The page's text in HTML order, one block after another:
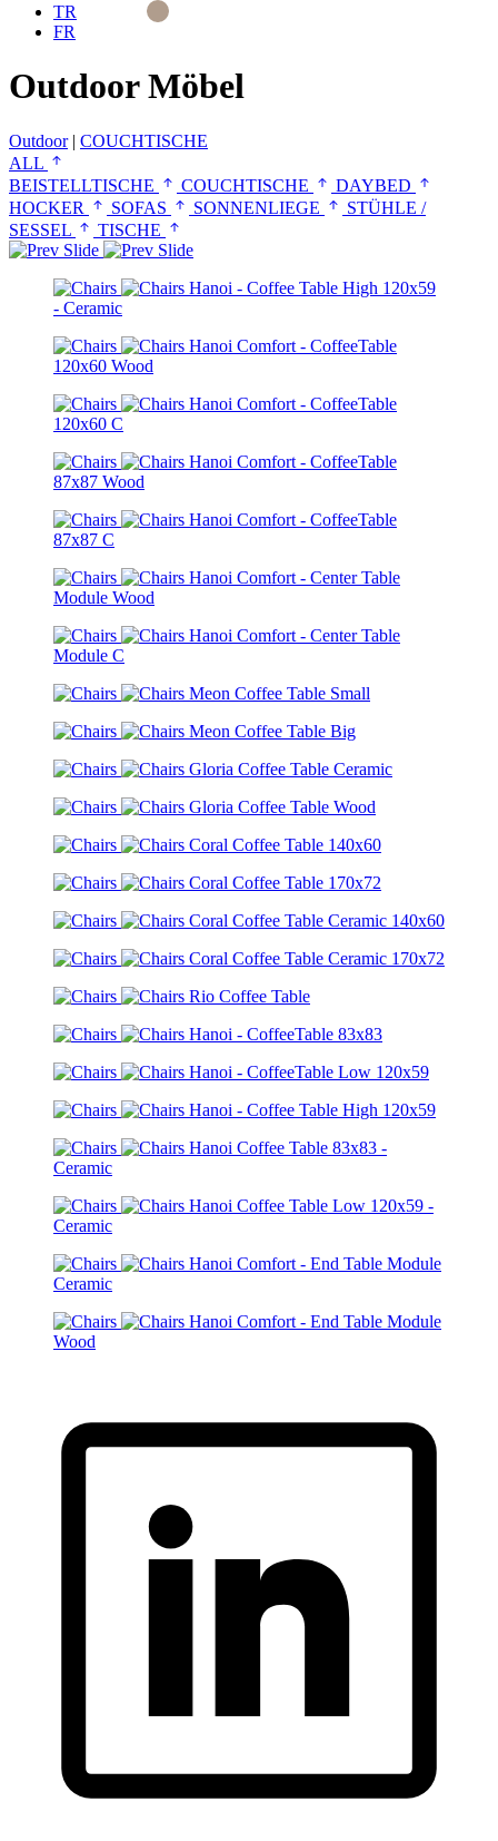
TR
FR
Outdoor Möbel
Outdoor | COUCHTISCHE
ALL
BEISTELLTISCHE
COUCHTISCHE
DAYBED
HOCKER
SOFAS SONNENLIEGE
STÜHLE /
SESSEL
TISCHE
Hanoi - Coffee Table High 120x59
- Ceramic
Hanoi Comfort - CoffeeTable
120x60 Wood
Hanoi Comfort - CoffeeTable
120x60 C
Hanoi Comfort - CoffeeTable
87x87 Wood
Hanoi Comfort - CoffeeTable
87x87 C
Hanoi Comfort - Center Table
Module Wood
Hanoi Comfort - Center Table
Module C
Meon Coffee Table Small
Meon Coffee Table Big
Gloria Coffee Table Ceramic
Gloria Coffee Table Wood
Coral Coffee Table 140x60
Coral Coffee Table 170x72
Coral Coffee Table Ceramic 140x60
Coral Coffee Table Ceramic 170x72
Rio Coffee Table
Hanoi - CoffeeTable 83x83
Hanoi - CoffeeTable Low 120x59
Hanoi - Coffee Table High 120x59
Hanoi Coffee Table 83x83 -
Ceramic
Hanoi Coffee Table Low 120x59 -
Ceramic
Hanoi Comfort - End Table Module
Ceramic
Hanoi Comfort - End Table Module
Wood